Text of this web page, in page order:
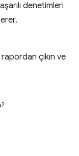
denetimleri
çıkın ve